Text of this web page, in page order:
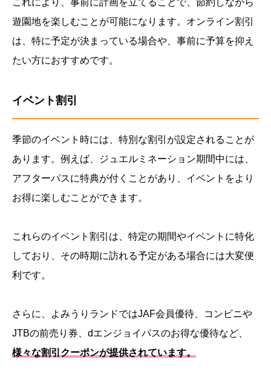
これにより、事前に計画を立てることで、節約しながら
遊園地を楽しむことが可能になります。オンライン割引
は、特に予定が決まっている場合や、事前に予算を抑え
たい方におすすめです。
イベント割引
季節のイベント時には、特別な割引が設定されることが
あります。例えば、ジュエルミネーション期間中には、
アフターパスに特典が付くことがあり、イベントをより
お得に楽しむことができます。
これらのイベント割引は、特定の期間やイベントに特化
しており、その時期に訪れる予定がある場合には大変便
利です。
さらに、よみうりランドではJAF会員優待、コンビニや
JTBの前売り券、dエンジョイパスのお得な優待など、
様々な割引クーポンが提供されています。